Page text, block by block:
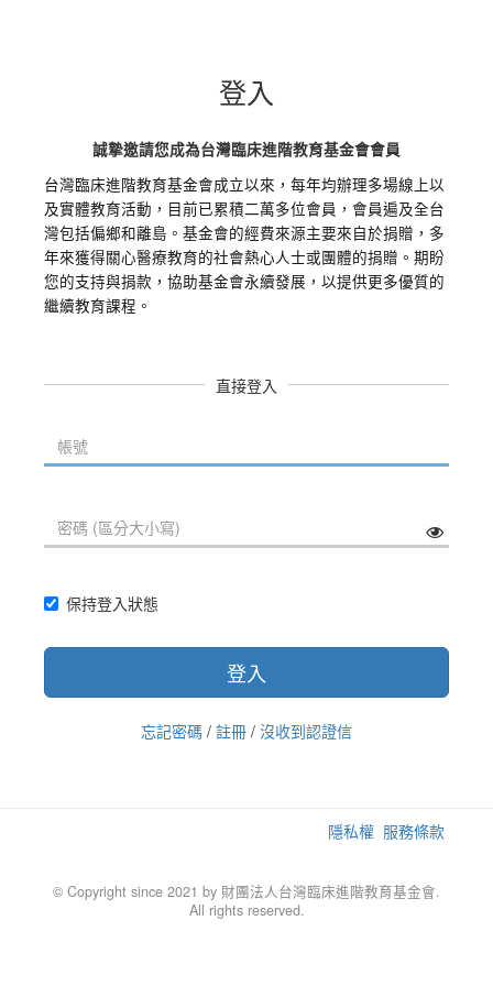
登入
誠摯邀請您成為台灣臨床進階教育基金會會員
台灣臨床進階教育基金會成立以來，每年均辦理多場線上以
及實體教育活動，目前已累積二萬多位會員，會員遍及全台
灣包括偏鄉和離島。基金會的經費來源主要來自於捐贈，多
年來獲得關心醫療教育的社會熱心人士或團體的捐贈。期盼
您的支持與捐款，協助基金會永續發展，以提供更多優質的
繼續教育課程。
直接登入
保持登入狀態
登入
忘記密碼 / 註冊 / 沒收到認證信
隱私權 服務條款
© Copyright since 2021 by 財團法人台灣臨床進階教育基金會.
All rights reserved.